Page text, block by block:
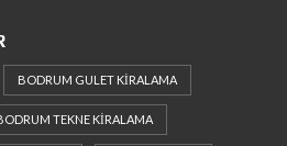
BODRUM GULET KIRALAMA
TEKNE KIRALAMA